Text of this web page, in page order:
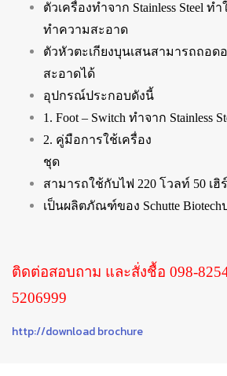
ตัวเครื่องทำจาก Stainless Steel ท
ทำความสะอาด
ตัวหัวตะเกียงบุนเสนสามารถถอด
สะอาดได้
อุปกรณ์ประกอบดังนี้
1. Foot – Switch ทำจาก Stainless
2. คู่มือการใช้เครื่อ
ชุด
สามารถใช้กับไฟ 220 โวลท์ 50 เฮิ
เป็นผลิตภัณฑ์ของ Schutte
ติดต่อสอบถาม และสั่งชื้อ 098-
5206999
http://download brochure